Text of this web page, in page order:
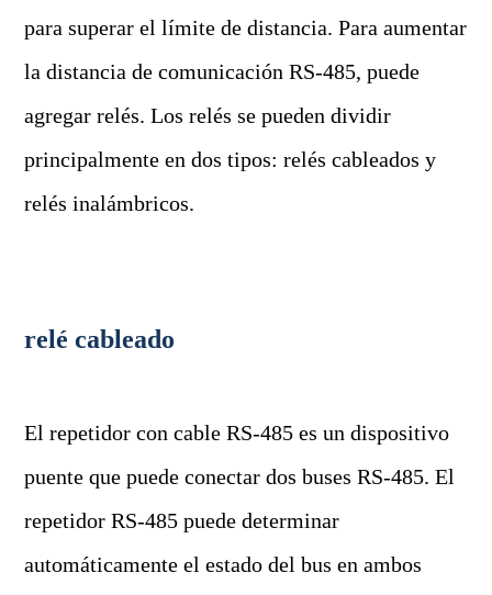
para superar el límite de distancia. Para aumentar
la distancia de comunicación RS-485, puede
agregar relés. Los relés se pueden dividir
principalmente en dos tipos: relés cableados y
relés inalámbricos.
relé cableado
El repetidor con cable RS-485 es un dispositivo
puente que puede conectar dos buses RS-485. El
repetidor RS-485 puede determinar
automáticamente el estado del bus en ambos